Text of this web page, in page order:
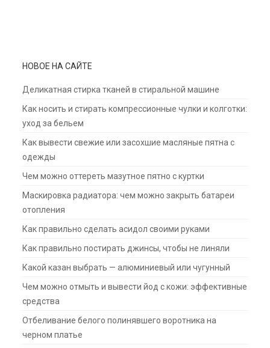
НОВОЕ НА САЙТЕ
Деликатная стирка тканей в стиральной машине
Как носить и стирать компрессионные чулки и колготки:
уход за бельем
Как вывести свежие или засохшие масляные пятна с
одежды
Чем можно оттереть мазутное пятно с куртки
Маскировка радиатора: чем можно закрыть батареи
отопления
Как правильно сделать асидол своими руками
Как правильно постирать джинсы, чтобы не линяли
Какой казан выбрать — алюминиевый или чугунный
Чем можно отмыть и вывести йод с кожи: эффективные
средства
Отбеливание белого полинявшего воротника на
черном платье